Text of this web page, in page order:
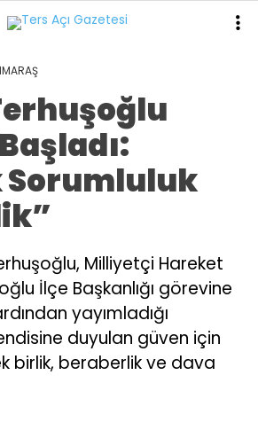
VİDEO YAZARLAR
Sorumluluk
Milliyetçi Hareket
İlçe Başkanlığı görevine
yayımladığı
duyulan güven için
birlik, beraberlik ve dava